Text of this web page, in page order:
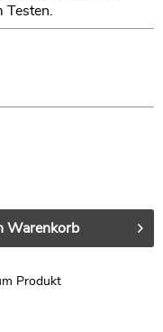
Testen.
Warenkorb
Produkt